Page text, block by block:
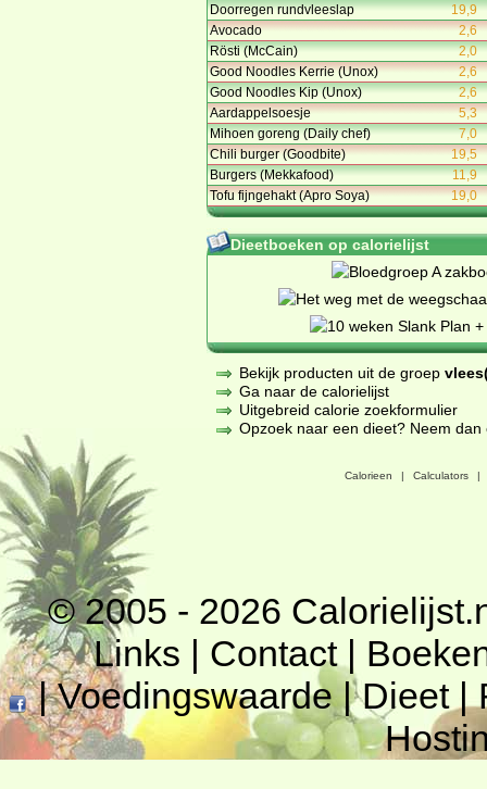
Doorregen rundvleeslap
19,9
Avocado
2,6
Rösti (McCain)
2,0
Good Noodles Kerrie (Unox)
2,6
Good Noodles Kip (Unox)
2,6
Aardappelsoesje
5,3
Mihoen goreng (Daily chef)
7,0
Chili burger (Goodbite)
19,5
Burgers (Mekkafood)
11,9
Tofu fijngehakt (Apro Soya)
19,0
Dieetboeken op calorielijst
Bekijk producten uit de groep
Ga naar de calorielijst
Uitgebreid calorie zoekformulier
Opzoek naar een dieet? Neem
Calorieen | Calculators |
© 2005 - 2026
Links | Contact|
|Voedingswaarde|Dieet|